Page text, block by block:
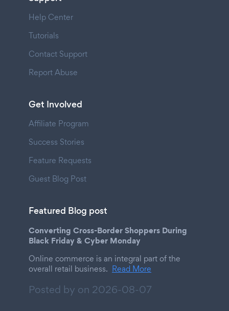
Help Center
Tutorials
Contact Support
Report Abuse
Get Involved
Affiliate Program
Success Stories
Feature Requests
Guest Blog Post
Featured Blog post
Converting Cross-Border Shoppers During
Black Friday & Cyber Monday
Online commerce is an integral part of the
overall retail business. Read More
Posted by on 2026-08-07